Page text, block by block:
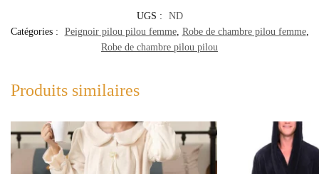
UGS :
ND
Catégories :
Peignoir pilou pilou femme, Robe de chambre pilou femme,
Robe de chambre pilou pilou
Produits similaires